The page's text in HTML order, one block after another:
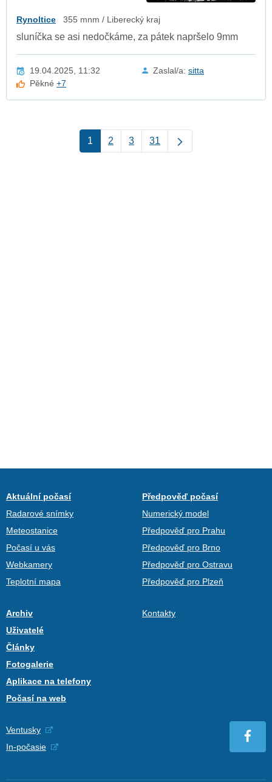
Rynoltice 355 mnm / Liberecký kraj
sluníčka se asi nedočkáme, za pátek napršelo 9mm
19.04.2025, 11:32 Zaslal/a: sitta
Pěkné+7
1 2 3 31
Aktuální počasí
Radarové snímky
Meteostanice
Počasí u vás
Webkamery
Teplotní mapa
Předpověď počasí
Numerický model
Předpověď pro Prahu
Předpověď pro Brno
Předpověď pro Ostravu
Předpověď pro Plzeň
Archiv
Uživatelé
Články
Fotogalerie
Aplikace na telefony
Počasí na web
Kontakty
Ventusky
In-počasie